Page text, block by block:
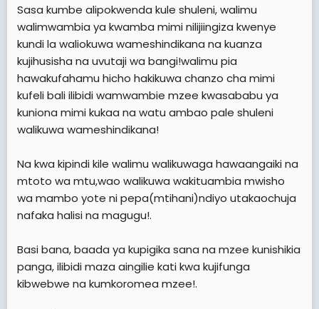
Sasa kumbe alipokwenda kule shuleni, walimu
walimwambia ya kwamba mimi nilijiingiza kwenye
kundi la waliokuwa wameshindikana na kuanza
kujihusisha na uvutaji wa bangi!walimu pia
hawakufahamu hicho hakikuwa chanzo cha mimi
kufeli bali ilibidi wamwambie mzee kwasababu ya
kuniona mimi kukaa na watu ambao pale shuleni
walikuwa wameshindikana!
Na kwa kipindi kile walimu walikuwaga hawaangaiki na
mtoto wa mtu,wao walikuwa wakituambia mwisho
wa mambo yote ni pepa(mtihani)ndiyo utakaochuja
nafaka halisi na magugu!.
Basi bana, baada ya kupigika sana na mzee kunishikia
panga, ilibidi maza aingilie kati kwa kujifunga
kibwebwe na kumkoromea mzee!.